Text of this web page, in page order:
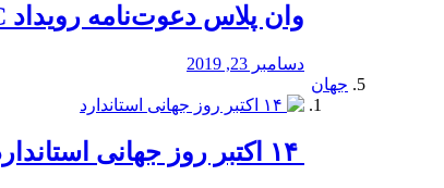
وان پلاس دعوت‌نامه رویداد C
دسامبر 23, 2019
جهان